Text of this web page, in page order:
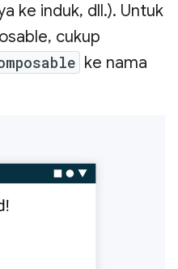
ke induk, dll.). Untuk
cukup
ke nama